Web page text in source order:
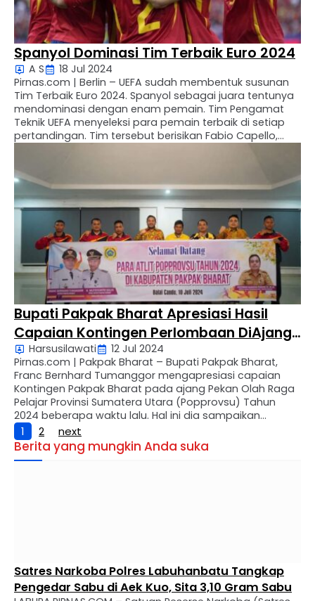
Spanyol Dominasi Tim Terbaik Euro 2024
A S
18 Jul 2024
Pirnas.com | Berlin – UEFA sudah membentuk susunan
Tim Terbaik Euro 2024. Spanyol sebagai juara tentunya
mendominasi dengan enam pemain. Tim Pengamat
Teknik UEFA menyeleksi para pemain terbaik di setiap
pertandingan. Tim tersebut berisikan Fabio Capello,
Frank de Boer, Ole Gunnar …
Bupati Pakpak Bharat Apresiasi Hasil
Capaian Kontingen Perlombaan DiAjang
PopProvsu
Harsusilawati
12 Jul 2024
Pirnas.com | Pakpak Bharat – Bupati Pakpak Bharat,
Franc Bernhard Tumanggor mengapresiasi capaian
Kontingen Pakpak Bharat pada ajang Pekan Olah Raga
Pelajar Provinsi Sumatera Utara (Popprovsu) Tahun
2024 beberapa waktu lalu. Hal ini dia sampaikan
langsung saat menerima audensi Kontingen Pakpak
Bharat di Aula Rumah Candu, Kompleks Rumah Dinas
Bupati Pakpak Bharat di Salak Jumat …
1 2 next
Berita yang mungkin Anda suka
Satres Narkoba Polres Labuhanbatu Tangkap
Pengedar Sabu di Aek Kuo, Sita 3,10 Gram Sabu